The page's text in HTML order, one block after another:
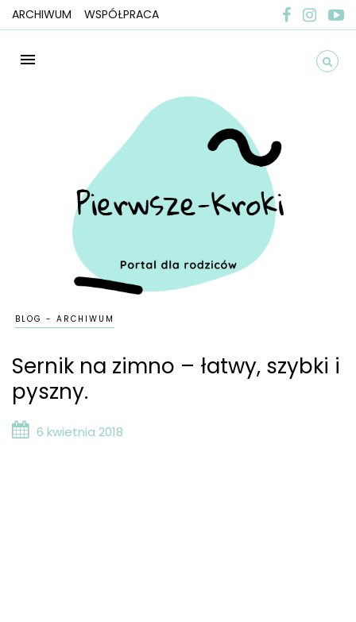
ARCHIWUM WSPÓŁPRACA
BLOG - ARCHIWUM
Sernik na zimno – łatwy, szybki i
pyszny.
6 kwietnia 2018